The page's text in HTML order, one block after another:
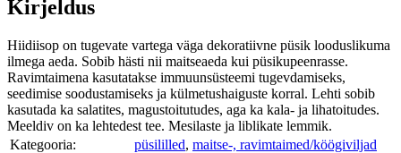
Kirjeldus
Hiidiisop on tugevate vartega väga dekoratiivne püsik looduslikuma
ilmega aeda. Sobib hästi nii maitseaeda kui püsikupeenrasse.
Ravimtaimena kasutatakse immuunsüsteemi tugevdamiseks,
seedimise soodustamiseks ja külmetushaiguste korral. Lehti sobib
kasutada ka salatites, magustoitutudes, aga ka kala- ja lihatoitudes.
Meeldiv on ka lehtedest tee. Mesilaste ja liblikate lemmik.
Kategooria:
püsililled, maitse-, ravimtaimed/köögiviljad